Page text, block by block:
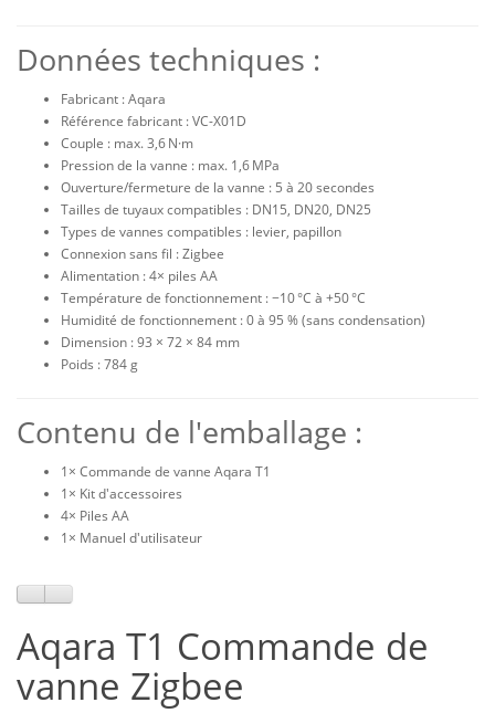
Données techniques :
Fabricant : Aqara
Référence fabricant : VC-X01D
Couple : max. 3,6 N·m
Pression de la vanne : max. 1,6 MPa
Ouverture/fermeture de la vanne : 5 à 20 secondes
Tailles de tuyaux compatibles : DN15, DN20, DN25
Types de vannes compatibles : levier, papillon
Connexion sans fil : Zigbee
Alimentation : 4× piles AA
Température de fonctionnement : −10 °C à +50 °C
Humidité de fonctionnement : 0 à 95 % (sans condensation)
Dimension : 93 × 72 × 84 mm
Poids : 784 g
Contenu de l'emballage :
1× Commande de vanne Aqara T1
1× Kit d'accessoires
4× Piles AA
1× Manuel d'utilisateur
Aqara T1 Commande de
vanne Zigbee